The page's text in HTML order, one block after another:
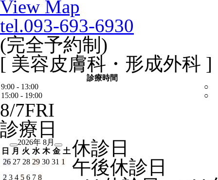
View Map
tel.093-693-6930
(完全予約制)
[ 美容皮膚科・形成外科 ]
診療時間
9:00 - 13:00
○
15:00 - 19:00
○
8/7FRI
診療日
2026年 8月
日
月 火 水 木 金 土
26 27 28 29 30 31 1
2 3 4 5 6 7 8
休診日
午後休診日